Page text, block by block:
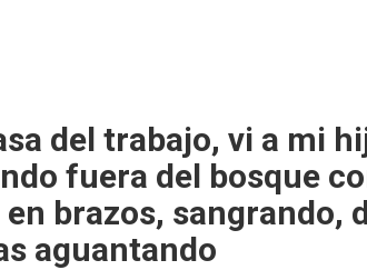
del trabajo, vi a mi
fuera del bosque
brazos, sangrando,
aguantando